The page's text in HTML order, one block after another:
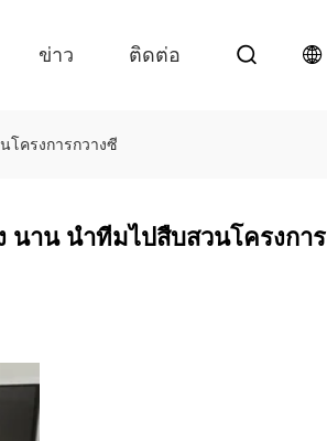
ข่าว ติดต่อ
โครงการกวางซี
นาน นําทีมไปสืบสวนโครงการ